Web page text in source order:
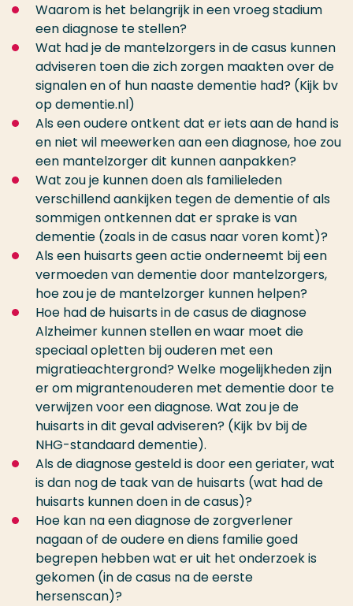
Waarom is het belangrijk in een vroeg stadium
een diagnose te stellen?
Wat had je de mantelzorgers in de casus kunnen
adviseren toen die zich zorgen maakten over de
signalen en of hun naaste dementie had? (Kijk bv
op dementie.nl)
Als een oudere ontkent dat er iets aan de hand is
en niet wil meewerken aan een diagnose, hoe zou
een mantelzorger dit kunnen aanpakken?
Wat zou je kunnen doen als familieleden
verschillend aankijken tegen de dementie of als
sommigen ontkennen dat er sprake is van
dementie (zoals in de casus naar voren komt)?
Als een huisarts geen actie onderneemt bij een
vermoeden van dementie door mantelzorgers,
hoe zou je de mantelzorger kunnen helpen?
Hoe had de huisarts in de casus de diagnose
Alzheimer kunnen stellen en waar moet die
speciaal opletten bij ouderen met een
migratieachtergrond? Welke mogelijkheden zijn
er om migrantenouderen met dementie door te
verwijzen voor een diagnose. Wat zou je de
huisarts in dit geval adviseren? (Kijk bv bij de
NHG-standaard dementie).
Als de diagnose gesteld is door een geriater, wat
is dan nog de taak van de huisarts (wat had de
huisarts kunnen doen in de casus)?
Hoe kan na een diagnose de zorgverlener
nagaan of de oudere en diens familie goed
begrepen hebben wat er uit het onderzoek is
gekomen (in de casus na de eerste
hersenscan)?